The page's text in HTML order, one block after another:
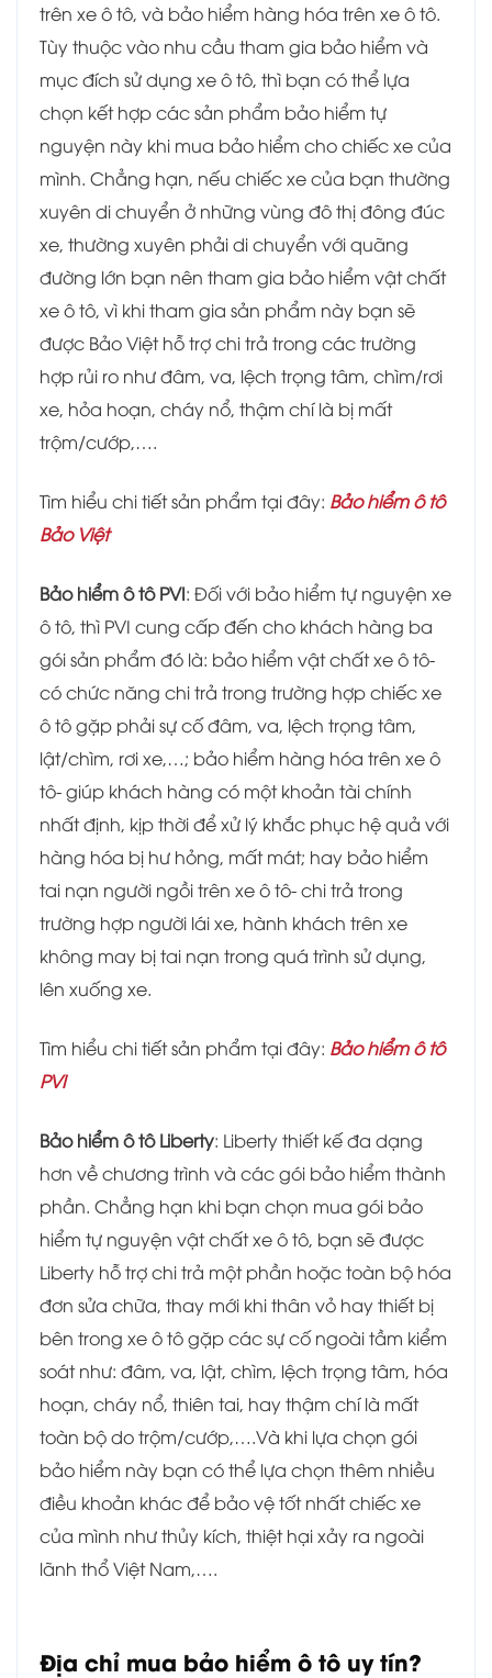
trên xe ô tô, và bảo hiểm hàng hóa trên xe ô tô.
Tùy thuộc vào nhu cầu tham gia bảo hiểm và
mục đích sử dụng xe ô tô, thì bạn có thể lựa
chọn kết hợp các sản phẩm bảo hiểm tự
nguyện này khi mua bảo hiểm cho chiếc xe của
mình. Chẳng hạn, nếu chiếc xe của bạn thường
xuyên di chuyển ở những vùng đô thị đông đúc
xe, thường xuyên phải di chuyển với quãng
đường lớn bạn nên tham gia bảo hiểm vật chất
xe ô tô, vì khi tham gia sản phẩm này bạn sẽ
được Bảo Việt hỗ trợ chi trả trong các trường
hợp rủi ro như đâm, va, lệch trọng tâm, chìm/rơi
xe, hỏa hoạn, cháy nổ, thậm chí là bị mất
trộm/cướp,….
Tìm hiểu chi tiết sản phẩm tại đây: Bảo hiểm ô tô
Bảo Việt
Bảo hiểm ô tô PVI: Đối với bảo hiểm tự nguyện xe
ô tô, thì PVI cung cấp đến cho khách hàng ba
gói sản phẩm đó là: bảo hiểm vật chất xe ô tô-
có chức năng chi trả trong trường hợp chiếc xe
ô tô gặp phải sự cố đâm, va, lệch trọng tâm,
lật/chìm, rơi xe,…; bảo hiểm hàng hóa trên xe ô
tô- giúp khách hàng có một khoản tài chính
nhất định, kịp thời để xử lý khắc phục hệ quả với
hàng hóa bị hư hỏng, mất mát; hay bảo hiểm
tai nạn người ngồi trên xe ô tô- chi trả trong
trường hợp người lái xe, hành khách trên xe
không may bị tai nạn trong quá trình sử dụng,
lên xuống xe.
Tìm hiểu chi tiết sản phẩm tại đây: Bảo hiểm ô tô
PVI
Bảo hiểm ô tô Liberty: Liberty thiết kế đa dạng
hơn về chương trình và các gói bảo hiểm thành
phần. Chẳng hạn khi bạn chọn mua gói bảo
hiểm tự nguyện vật chất xe ô tô, bạn sẽ được
Liberty hỗ trợ chi trả một phần hoặc toàn bộ hóa
đơn sửa chữa, thay mới khi thân vỏ hay thiết bị
bên trong xe ô tô gặp các sự cố ngoài tầm kiểm
soát như: đâm, va, lật, chìm, lệch trọng tâm, hóa
hoạn, cháy nổ, thiên tai, hay thậm chí là mất
toàn bộ do trộm/cướp,….Và khi lựa chọn gói
bảo hiểm này bạn có thể lựa chọn thêm nhiều
điều khoản khác để bảo vệ tốt nhất chiếc xe
của mình như thủy kích, thiệt hại xảy ra ngoài
lãnh thổ Việt Nam,….
Địa chỉ mua bảo hiểm ô tô uy tín?